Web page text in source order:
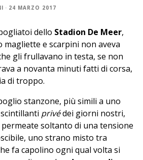
· 24 MARZO 2017
dello Stadion De Meer,
magliette e scarpini non aveva
gli frullavano in testa, se non
a novanta minuti fatti di corsa,
di troppo.
stanzone, più simili a uno
privédei giorni nostri,
permeate soltanto di una tensione
uno strano misto tra
fa capolino ogni qual volta si